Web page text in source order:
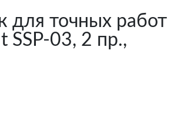
для точных работ
SSP-03, 2 пр.,